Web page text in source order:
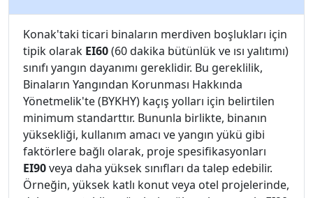
Konak'taki ticari binaların merdiven boşlukları için
tipik olarak EI60(60 dakika bütünlük ve ısı yalıtımı)
sınıfı yangın dayanımı gereklidir. Bu gereklilik,
Binaların Yangından Korunması Hakkında
Yönetmelik'te (BYKHY) kaçış yolları için belirtilen
minimum standarttır. Bununla birlikte, binanın
yüksekliği, kullanım amacı ve yangın yükü gibi
faktörlere bağlı olarak, proje spesifikasyonları
EI90veya daha yüksek sınıfları da talep edebilir.
Örneğin, yüksek katlı konut veya otel projelerinde,